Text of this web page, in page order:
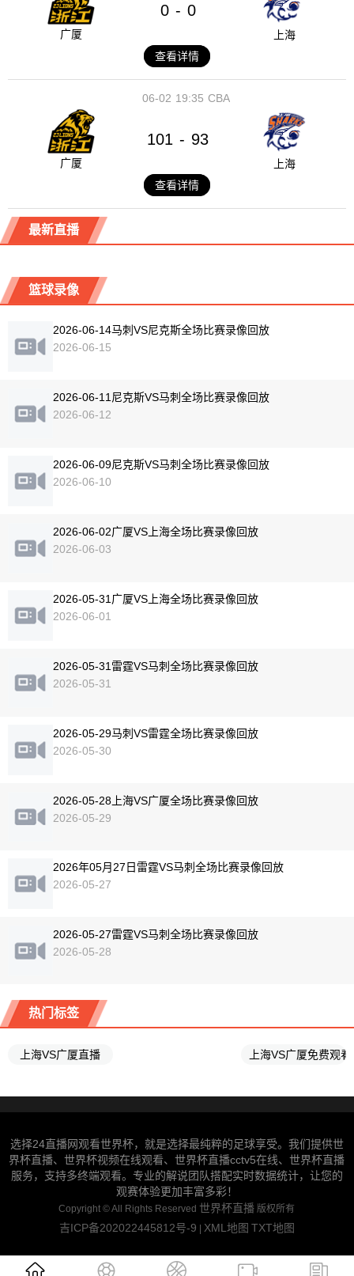
广厦
0 - 0
上海
查看详情
19:35
06-02 CBA
广厦
101 - 93
上海
查看详情
最新直播
篮球录像
2026-06-14马刺VS尼克斯全场比赛录像回放
2026-06-15
2026-06-11尼克斯VS马刺全场比赛录像回放
2026-06-12
2026-06-09尼克斯VS马刺全场比赛录像回放
2026-06-10
2026-06-02广厦VS上海全场比赛录像回放
2026-06-03
2026-05-31广厦VS上海全场比赛录像回放
2026-06-01
2026-05-31雷霆VS马刺全场比赛录像回放
2026-05-31
2026-05-29马刺VS雷霆全场比赛录像回放
2026-05-30
2026-05-28上海VS广厦全场比赛录像回放
2026-05-29
2026年05月27日雷霆VS马刺全场比赛录像回放
2026-05-27
2026-05-27雷霆VS马刺全场比赛录像回放
2026-05-28
热门标签
上海VS广厦直播 上海VS广厦免费观
选择24直播网观看世界杯，就是选择最纯粹的足球享受。我们提供世
界杯直播、世界杯视频在线观看、世界杯直播cctv5在线、世界杯直播
服务，支持多终端观看。专业的解说团队搭配实时数据统计，让您的
观赛体验更加丰富多彩！
Copyright ©All Rights Reserved世界杯直播 版权所有
吉ICP备202022445812号-9 XML地图 TXT地图